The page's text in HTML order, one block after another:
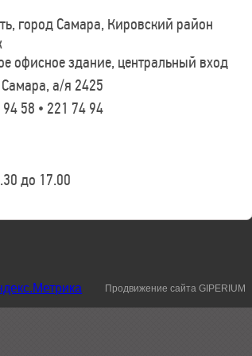
город Самара, Кировский район
офисное здание, центральный вход
а/я 2425
58 • 221 74 94
до 17.00
Продвижение сайта GIPERIUM